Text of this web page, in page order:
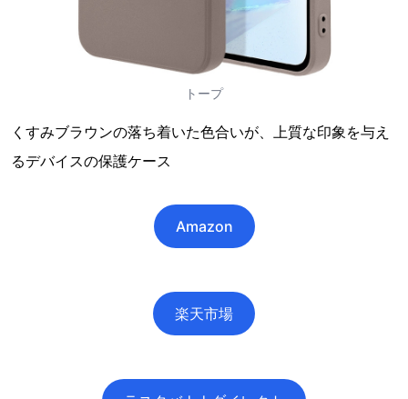
トープ
くすみブラウンの落ち着いた色合いが、上質な印象を与え
るデバイスの保護ケース
Amazon
楽天市場